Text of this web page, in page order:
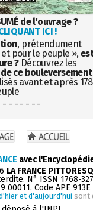
de l'ouvrage ?
ICI !
, prétendument
pour le peuple »,
?Découvrez les
ce bouleversement
avant et après
- - - - - - -
avec
LA FRANCE
N° ISSN 1768-
00011. Code APE 913E
et d'aujourd'hui sont